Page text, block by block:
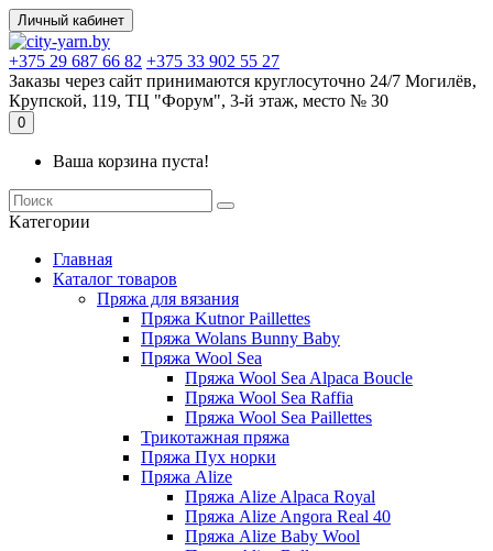
Личный кабинет
+375 29 687 66 82 +375 33 902 55 27
Заказы через сайт принимаются круглосуточно 24/7 Могилёв,
Крупской, 119, ТЦ "Форум", 3-й этаж, место № 30
0
Ваша корзина пуста!
Kатегории
Главная
Каталог товаров
Пряжа для вязания
Пряжа Kutnor Paillettes
Пряжа Wolans Bunny Baby
Пряжа Wool Sea
Пряжа Wool Sea Alpaca Boucle
Пряжа Wool Sea Raffia
Пряжа Wool Sea Paillettes
Трикотажная пряжа
Пряжа Пух норки
Пряжа Alize
Пряжа Alize Alpaca Royal
Пряжа Alize Angora Real 40
Пряжа Alize Baby Wool